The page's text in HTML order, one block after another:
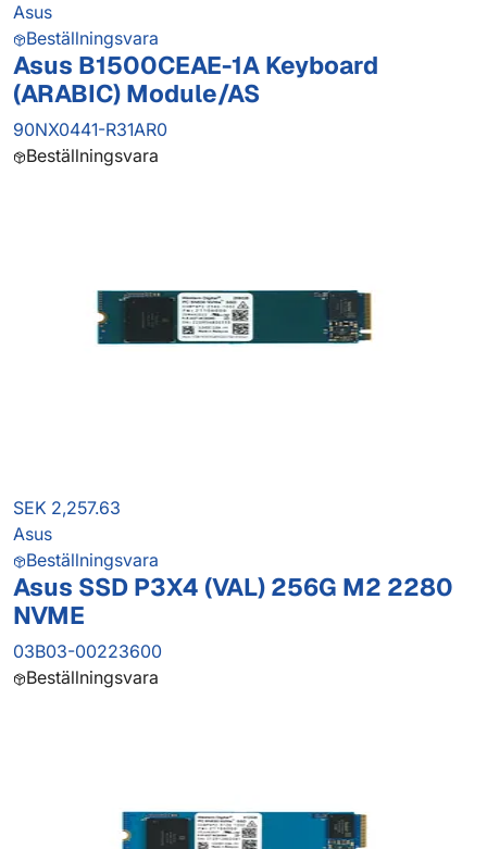
Asus
Beställningsvara
Asus B1500CEAE-1A Keyboard
(ARABIC) Module/AS
90NX0441-R31AR0
Beställningsvara
SEK 2,257.63
Asus
Beställningsvara
Asus SSD P3X4 (VAL) 256G M2 2280
NVME
03B03-00223600
Beställningsvara